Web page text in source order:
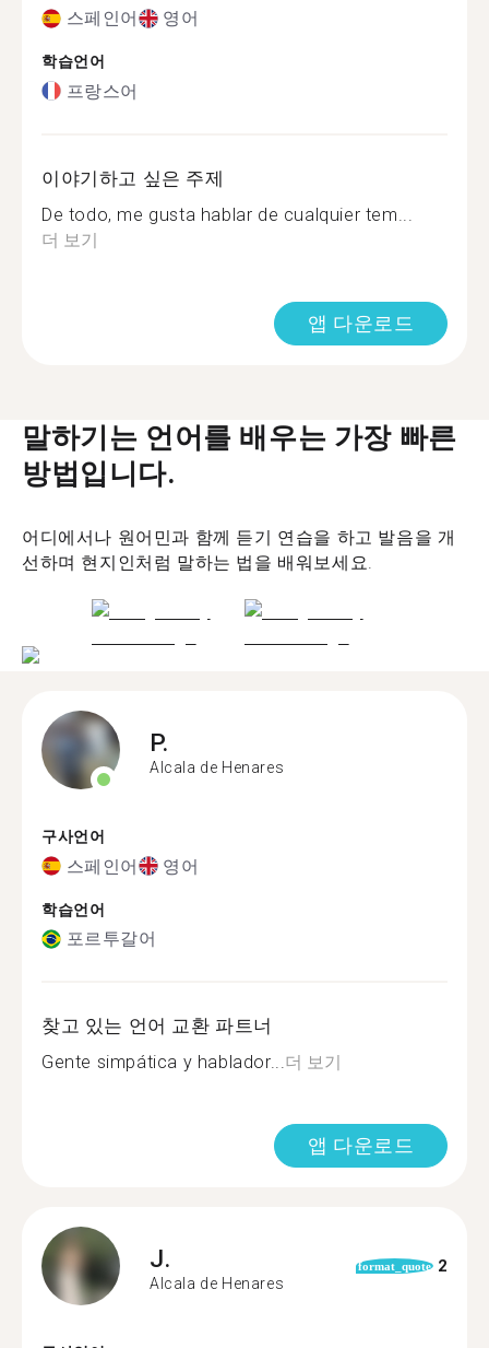
스페인어 영어
학습언어
프랑스어
이야기하고 싶은 주제
De todo, me gusta hablar de cualquier tem...
더 보기
앱 다운로드
말하기는 언어를 배우는 가장 빠른
방법입니다.
어디에서나 원어민과 함께 듣기 연습을 하고 발음을 개
선하며 현지인처럼 말하는 법을 배워보세요.
P.
Alcala de Henares
구사언어
스페인어 영어
학습언어
포르투갈어
찾고 있는 언어 교환 파트너
Gente simpática y hablador...더 보기
앱 다운로드
J.
Alcala de Henares
format_quote 2